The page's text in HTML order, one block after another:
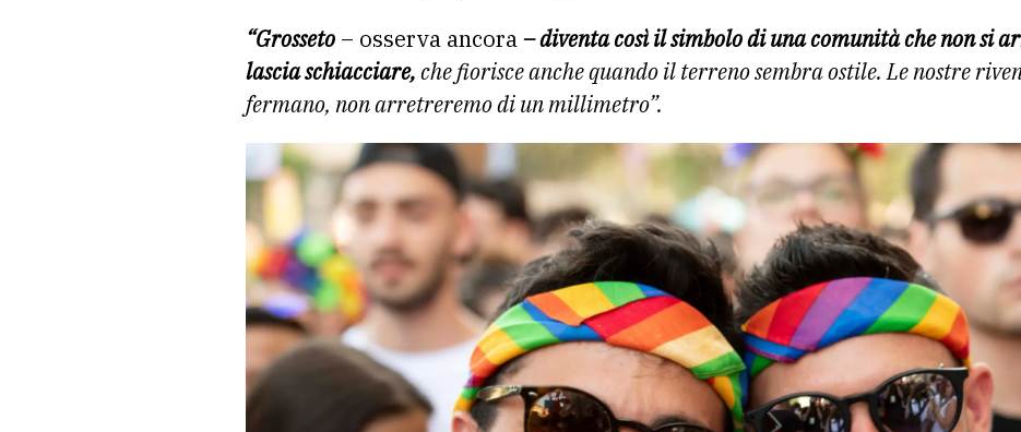
“Grosseto – osserva ancora– diventa così il simbolo di una comunità che non si
lascia schiacciare,che fiorisce anche quando il terreno sembra ostile. Le nostre
fermano, non arretreremo di un millimetro”.